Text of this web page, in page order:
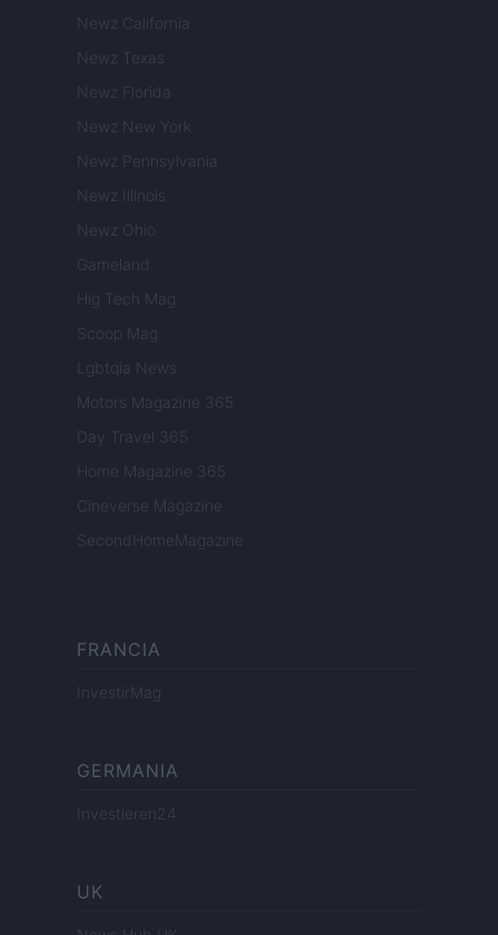
Newz California
Newz Texas
Newz Florida
Newz New York
Newz Pennsylvania
Newz Illinois
Newz Ohio
Gameland
Hig Tech Mag
Scoop Mag
Lgbtqia News
Motors Magazine 365
Day Travel 365
Home Magazine 365
Cineverse Magazine
SecondHomeMagazine
FRANCIA
InvestirMag
GERMANIA
Investieren24
UK